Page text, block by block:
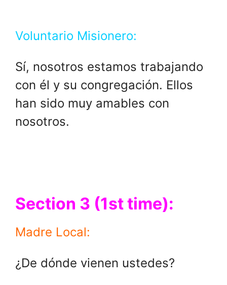
Voluntario Misionero:
Sí, nosotros estamos trabajando
con él y su congregación. Ellos
han sido muy amables con
nosotros.
Section 3 (1st time):
Madre Local:
¿De dónde vienen ustedes?